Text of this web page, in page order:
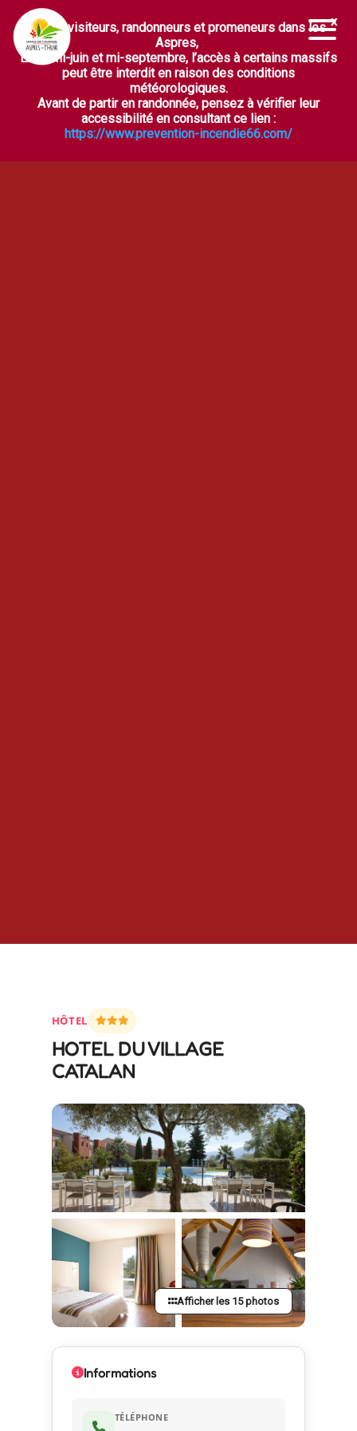
Ouvrir la barre d’outils
HÔTEL
HOTEL DU VILLAGE
CATALAN
Afficher les 15 photos
Informations
TÉLÉPHONE
Chers visiteurs, randonneurs et promeneurs dans les
Aspres,
Entre mi-juin et mi-septembre, l’accès à certains massifs
peut être interdit en raison des conditions
météorologiques.
Avant de partir en randonnée, pensez à vérifier leur
accessibilité en consultant ce lien :
https://www.prevention-incendie66.com/